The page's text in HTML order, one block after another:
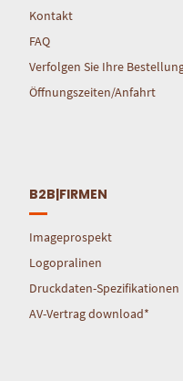
Kontakt
FAQ
Verfolgen Sie Ihre
Öffnungszeiten/Anfahrt
B2B|FIRMEN
Imageprospekt
Logopralinen
Druckdaten-Spezifikationen
AV-Vertrag download*